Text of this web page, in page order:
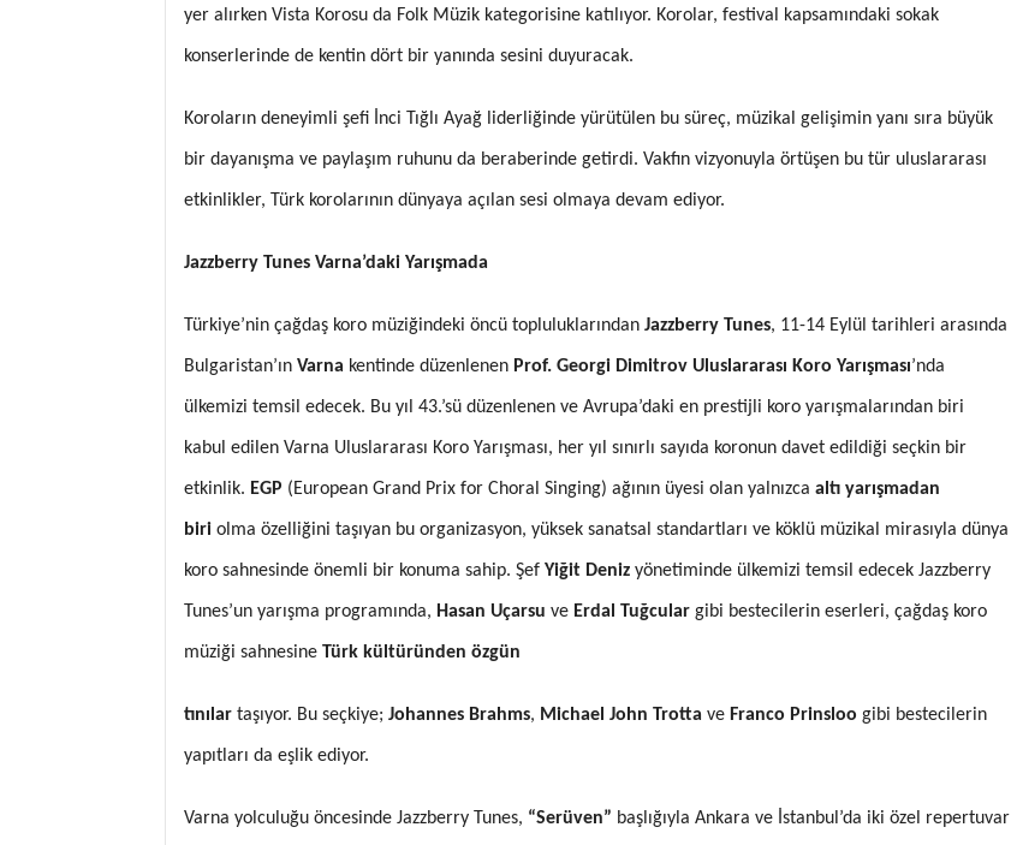
yer alırken Vista Korosu da Folk Müzik kategorisine katılıyor. Korolar, festival kapsamındaki sokak
konserlerinde de kentin dört bir yanında sesini duyuracak.
Koroların deneyimli şefi İnci Tığlı Ayağ liderliğinde yürütülen bu süreç, müzikal gelişimin yanı sıra büyük
bir dayanışma ve paylaşım ruhunu da beraberinde getirdi. Vakfın vizyonuyla örtüşen bu tür uluslararası
etkinlikler, Türk korolarının dünyaya açılan sesi olmaya devam ediyor.
Jazzberry Tunes Varna’daki Yarışmada
Türkiye’nin çağdaş koro müziğindeki öncü topluluklarından Jazzberry Tunes, 11-14 Eylül tarihleri arasında
Bulgaristan’ın Varna kentinde düzenlenen Prof. Georgi Dimitrov Uluslararası Koro Yarışması’nda
ülkemizi temsil edecek. Bu yıl 43.’sü düzenlenen ve Avrupa’daki en prestijli koro yarışmalarından biri
kabul edilen Varna Uluslararası Koro Yarışması, her yıl sınırlı sayıda koronun davet edildiği seçkin bir
etkinlik. EGP (European Grand Prix for Choral Singing) ağının üyesi olan yalnızca altı yarışmadan
biri olma özelliğini taşıyan bu organizasyon, yüksek sanatsal standartları ve köklü müzikal mirasıyla dünya
koro sahnesinde önemli bir konuma sahip. Şef Yiğit Deniz yönetiminde ülkemizi temsil edecek Jazzberry
Tunes’un yarışma programında, Hasan Uçarsu ve Erdal Tuğcular gibi bestecilerin eserleri, çağdaş koro
müziği sahnesine Türk kültüründen özgün
tınılar taşıyor. Bu seçkiye; Johannes Brahms, Michael John Trotta ve Franco Prinsloo gibi bestecilerin
yapıtları da eşlik ediyor.
Varna yolculuğu öncesinde Jazzberry Tunes, “Serüven” başlığıyla Ankara ve İstanbul’da iki özel repertuvar